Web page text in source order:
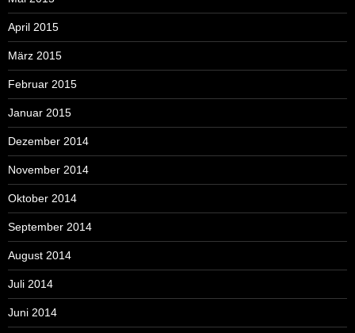
April 2015
März 2015
Februar 2015
Januar 2015
Dezember 2014
November 2014
Oktober 2014
September 2014
August 2014
Juli 2014
Juni 2014